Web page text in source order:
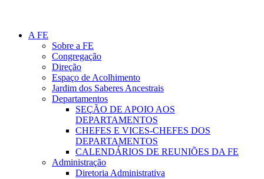
A FE
Sobre a FE
Congregação
Direção
Espaço de Acolhimento
Jardim dos Saberes Ancestrais
Departamentos
SEÇÃO DE APOIO AOS
DEPARTAMENTOS
CHEFES E VICES-CHEFES DOS
DEPARTAMENTOS
CALENDÁRIOS DE REUNIÕES DA FE
Administração
Diretoria Administrativa